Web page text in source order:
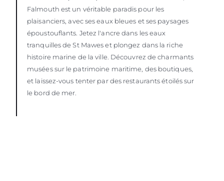
Falmouth est un véritable paradis pour les
plaisanciers, avec ses eaux bleues et ses paysages
époustouflants. Jetez l'ancre dans les eaux
tranquilles de St Mawes et plongez dans la riche
histoire marine de la ville. Découvrez de charmants
musées sur le patrimoine maritime, des boutiques,
et laissez-vous tenter par des restaurants étoilés sur
le bord de mer.